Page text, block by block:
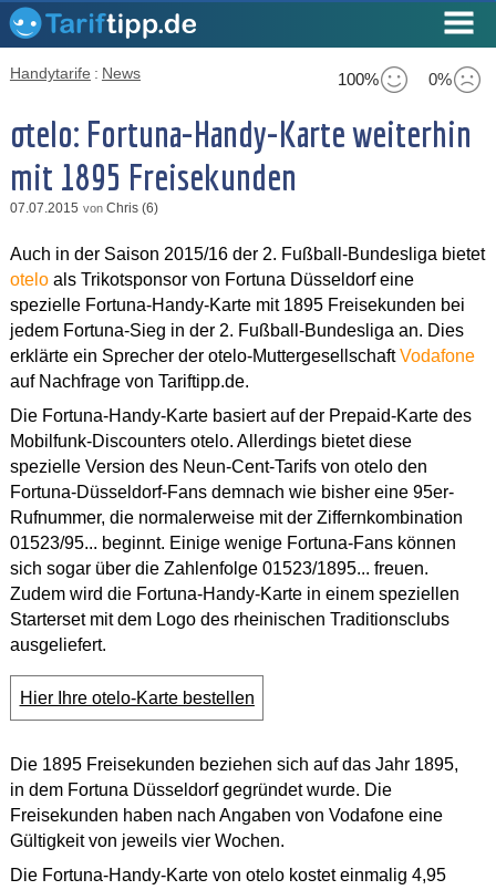
100% 0%
Handytarife : News
otelo: Fortuna-Handy-Karte weiterhin
mit 1895 Freisekunden
07.07.2015 von Chris (6)
Auch in der Saison 2015/16 der 2. Fußball-Bundesliga bietet
oteloals Trikotsponsor von Fortuna Düsseldorf eine
spezielle Fortuna-Handy-Karte mit 1895 Freisekunden bei
jedem Fortuna-Sieg in der 2. Fußball-Bundesliga an. Dies
erklärte ein Sprecher der otelo-MuttergesellschaftVodafone
auf Nachfrage von Tariftipp.de.
Die Fortuna-Handy-Karte basiert auf der Prepaid-Karte des
Mobilfunk-Discounters otelo. Allerdings bietet diese
spezielle Version des Neun-Cent-Tarifs von otelo den
Fortuna-Düsseldorf-Fans demnach wie bisher eine 95er-
Rufnummer, die normalerweise mit der Ziffernkombination
01523/95... beginnt. Einige wenige Fortuna-Fans können
sich sogar über die Zahlenfolge 01523/1895... freuen.
Zudem wird die Fortuna-Handy-Karte in einem speziellen
Starterset mit dem Logo des rheinischen Traditionsclubs
ausgeliefert.
Hier Ihre otelo-Karte bestellen
Die 1895 Freisekunden beziehen sich auf das Jahr 1895,
in dem Fortuna Düsseldorf gegründet wurde. Die
Freisekunden haben nach Angaben von Vodafone eine
Gültigkeit von jeweils vier Wochen.
Die Fortuna-Handy-Karte von otelo kostet einmalig 4,95